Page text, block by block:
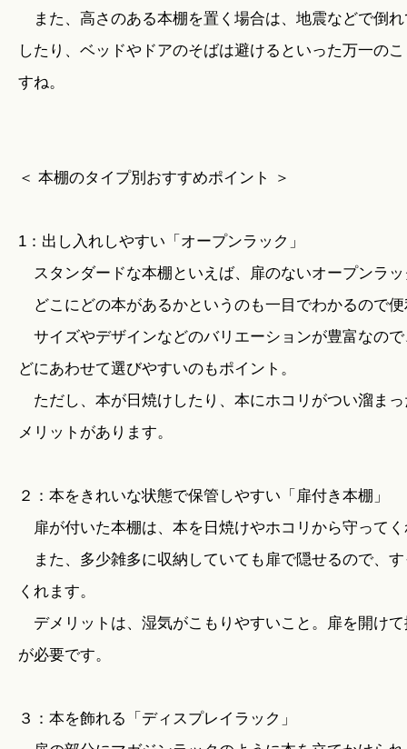
また、高さのある本棚を置く場合は、地震などで倒
したり、ベッドやドアのそばは避けるといった万一の
すね。
＜ 本棚のタイプ別おすすめポイント ＞
1：出し入れしやすい「オープンラック」
スタンダードな本棚といえば、扉のないオープンラ
どこにどの本があるかというのも一目でわかるので
サイズやデザインなどのバリエーションが豊富なの
どにあわせて選びやすいのもポイント。
ただし、本が日焼けしたり、本にホコリがつい溜ま
メリットがあります。
２：本をきれいな状態で保管しやすい「扉付き本棚」
扉が付いた本棚は、本を日焼けやホコリから守って
また、多少雑多に収納していても扉で隠せるので、
くれます。
デメリットは、湿気がこもりやすいこと。扉を開け
が必要です。
３：本を飾れる「ディスプレイラック」